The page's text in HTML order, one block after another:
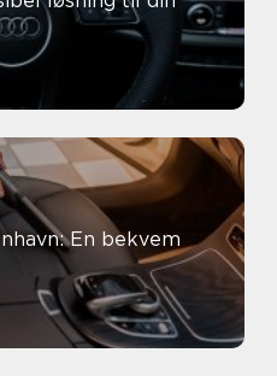
En bekvem